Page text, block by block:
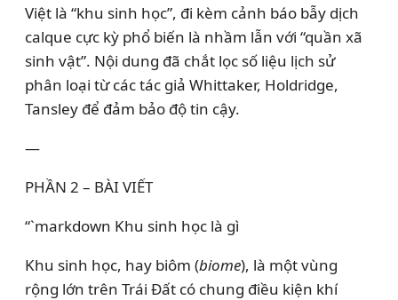
Việt là “khu sinh học”, đi kèm cảnh báo bẫy dịch
calque cực kỳ phổ biến là nhầm lẫn với “quần xã
sinh vật”. Nội dung đã chắt lọc số liệu lịch sử
phân loại từ các tác giả Whittaker, Holdridge,
Tansley để đảm bảo độ tin cậy.
—
PHẦN 2 – BÀI VIẾT
“`markdown Khu sinh học là gì
Khu sinh học, hay biôm (biome), là một vùng
rộng lớn trên Trái Đất có chung điều kiện khí